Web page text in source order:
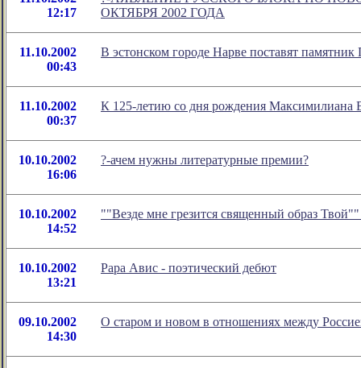
12:17
ОКТЯБРЯ 2002 ГОДА
11.10.2002
00:43
В эстонском городе Нарве поставят
11.10.2002
00:37
К 125-летию со дня рождения Максимилиана
10.10.2002
16:06
?-ачем нужны литературные премии?
10.10.2002
14:52
""Везде мне грезится священный образ
10.10.2002
13:21
Рара Авис - поэтический дебют
09.10.2002
14:30
О старом и новом в отношениях между